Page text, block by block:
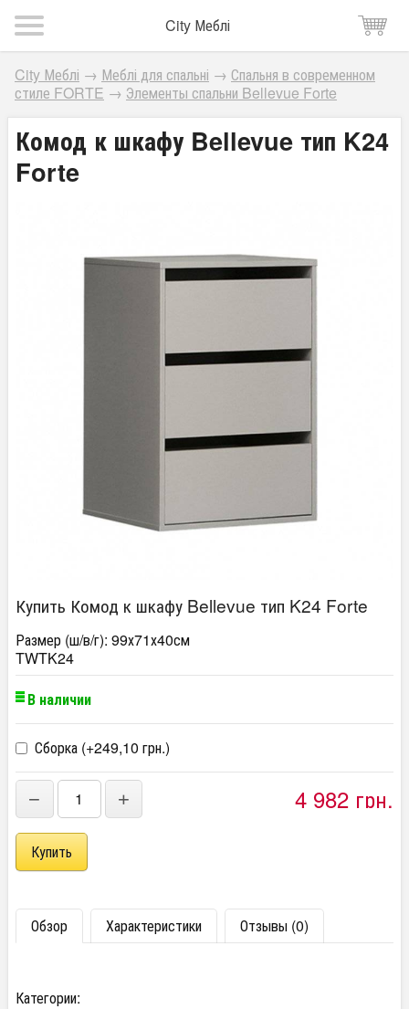
City Меблі
City Меблі → Меблі для спальні → Спальня в современном
стиле FORTE → Элементы спальни Bellevue Forte
Комод к шкафу Bellevue тип K24
Forte
Купить Комод к шкафу Bellevue тип K24 Forte
Размер (ш/в/г): 99х71х40см
TWTK24
В наличии
Сборка (+249,10 грн.)
− + 4 982 грн.
Обзор Характеристики Отзывы (0)
Категории: